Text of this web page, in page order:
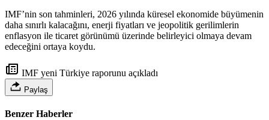
IMF’nin son tahminleri, 2026 yılında küresel ekonomide büyümenin
daha sınırlı kalacağını, enerji fiyatları ve jeopolitik gerilimlerin
enflasyon ile ticaret görünümü üzerinde belirleyici olmaya devam
edeceğini ortaya koydu.
IMF yeni Türkiye raporunu açıkladı
Paylaş
Benzer Haberler